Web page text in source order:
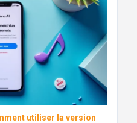
utiliser la version